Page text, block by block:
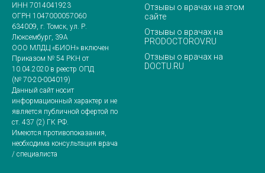
ИНН 7014041923
ОГРН 1047000057060
634009, г. Томск, ул. Р.
Люксембург, 39А
ООО МЛДЦ «БИОН» включен
Приказом № 54 РКН от
10.04.2020 в реестр ОПД
(№ 70-20-004019)
Данный сайт носит
информационный характер и не
является публичной офертой по
ст. 437 (2) ГК РФ.
Имеются противопоказания,
необходима консультация врача
/ специалиста
Отзывы о врачах на этом
сайте
Отзывы о врачах на
PRODOCTOROV.RU
Отзывы о врачах на
DOCTU.RU